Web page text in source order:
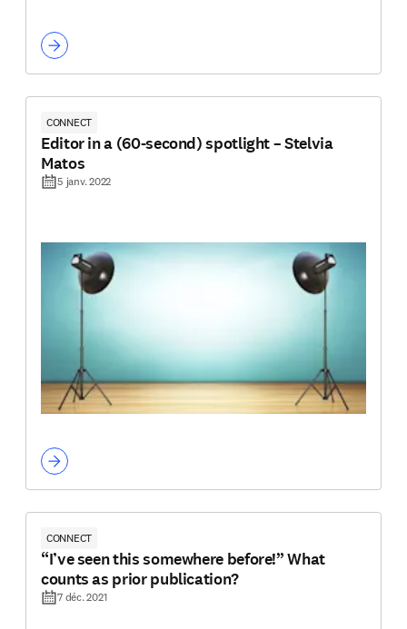
CONNECT
Editor in a (60-second) spotlight – Stelvia
Matos
5 janv. 2022
CONNECT
“I’ve seen this somewhere before!” What
counts as prior publication?
7 déc. 2021